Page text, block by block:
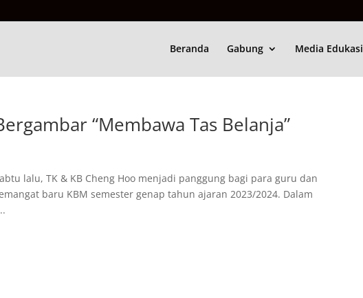
Beranda Gabung Media Edukasi
“Membawa Tas Belanja”
lalu, TK & KB Cheng Hoo menjadi panggung bagi para guru dan
baru KBM semester genap tahun ajaran 2023/2024. Dalam